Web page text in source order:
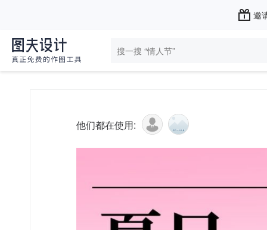
邀
他们都在使用: